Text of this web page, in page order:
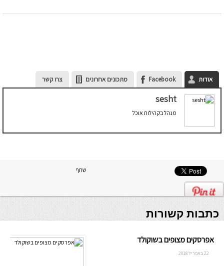
אודות Facebook מתכונים אחרונים צרו קשר
sesht
מנהל בקהילות אוכל
שתף
כתבות קשורות
אפרסקים מצופים בשוקולד
22 באפריל 2018